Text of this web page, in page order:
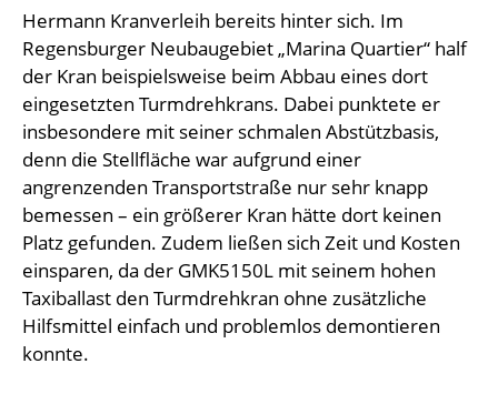
Hermann Kranverleih bereits hinter sich. Im
Regensburger Neubaugebiet „Marina Quartier“ half
der Kran beispielsweise beim Abbau eines dort
eingesetzten Turmdrehkrans. Dabei punktete er
insbesondere mit seiner schmalen Abstützbasis,
denn die Stellfläche war aufgrund einer
angrenzenden Transportstraße nur sehr knapp
bemessen – ein größerer Kran hätte dort keinen
Platz gefunden. Zudem ließen sich Zeit und Kosten
einsparen, da der GMK5150L mit seinem hohen
Taxiballast den Turmdrehkran ohne zusätzliche
Hilfsmittel einfach und problemlos demontieren
konnte.